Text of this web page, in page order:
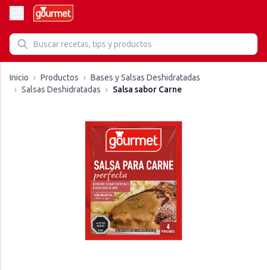
Inicio › Productos › Bases y Salsas Deshidratadas
› Salsas Deshidratadas › Salsa sabor Carne